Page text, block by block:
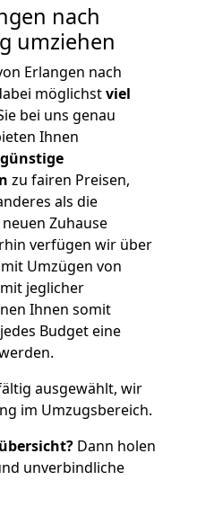
nach
umziehen
Erlangen nach
möglichstviel
bei uns genau
Ihnen
zu fairen Preisen,
als die
Zuhause
verfügen wir über
Umzügen von
jeglicher
Ihnen somit
Budget eine
ausgewählt, wir
im Umzugsbereich.
Dann holen
unverbindliche